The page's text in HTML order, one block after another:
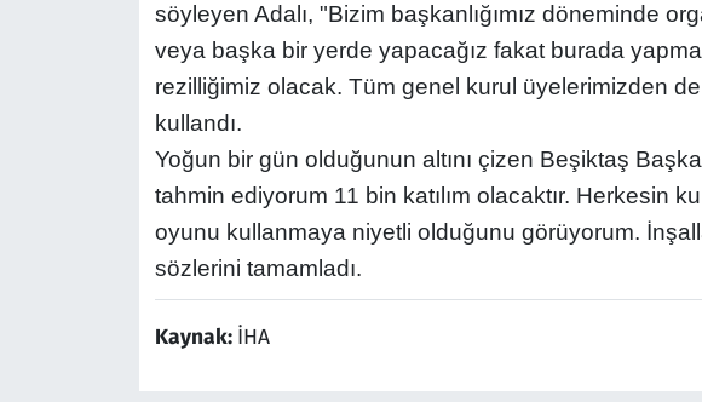
söyleyen Adalı, "Bizim başkanlığımız döneminde
veya başka bir yerde yapacağız fakat burada
rezilliğimiz olacak. Tüm genel kurul üyelerimizden
kullandı.
Yoğun bir gün olduğunun altını çizen Beşiktaş
tahmin ediyorum 11 bin katılım olacaktır. Herkesin
oyunu kullanmaya niyetli olduğunu görüyorum.
sözlerini tamamladı.
Kaynak: İHA